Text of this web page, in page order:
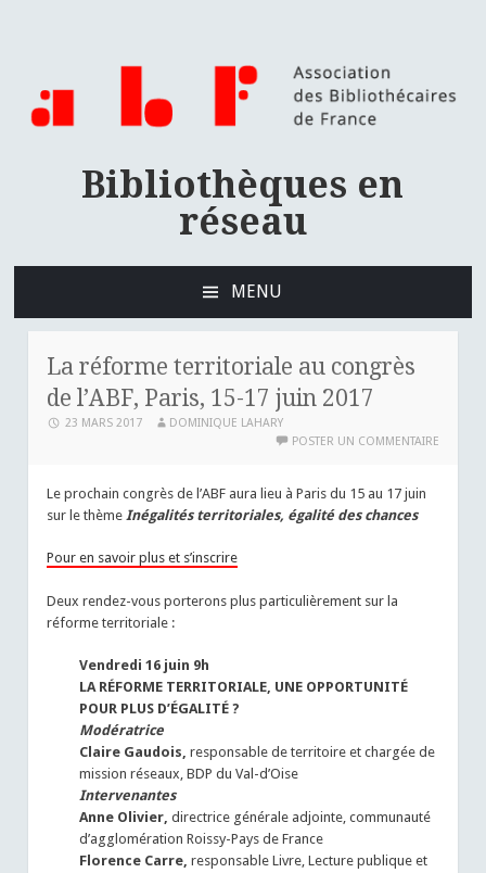
Bibliothèques en
réseau
MENU
PRINCIPAL
La réforme territoriale au congrès
de l’ABF, Paris, 15-17 juin 2017
23 MARS 2017
DOMINIQUE LAHARY
POSTER UN COMMENTAIRE
Le prochain congrès de l’ABF aura lieu à Paris du 15 au 17 juin
sur le thème Inégalités territoriales, égalité des chances
Pour en savoir plus et s’inscrire
Deux rendez-vous porterons plus particulièrement sur la
réforme territoriale :
Vendredi 16 juin 9h
LA RÉFORME TERRITORIALE, UNE OPPORTUNITÉ
POUR PLUS D’ÉGALITÉ ?
Modératrice
Claire Gaudois, responsable de territoire et chargée de
mission réseaux, BDP du Val-d’Oise
Intervenantes
Anne Olivier, directrice générale adjointe, communauté
d’agglomération Roissy-Pays de France
Florence Carre, responsable Livre, Lecture publique et